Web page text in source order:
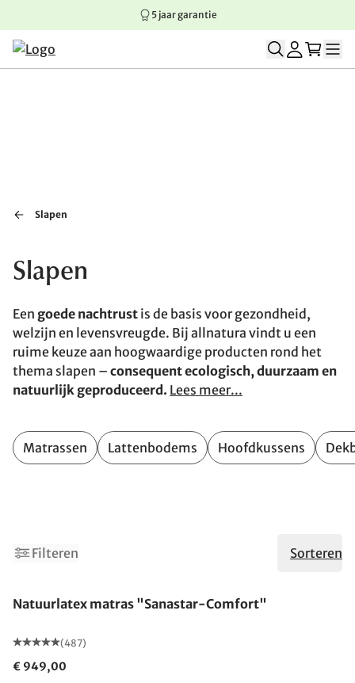
Springen naar hoofdinhoud
Springen naar hoofdnavigatie
Springen naar voettekst
5 jaar garantie
Slapen
Slapen
Een goede nachtrust is de basis voor gezondheid,
welzijn en levensvreugde. Bij allnatura vindt u een
ruime keuze aan hoogwaardige producten rond het
thema slapen – consequent ecologisch, duurzaam en
natuurlijk geproduceerd. Lees meer...
Matrassen Lattenbodems Hoofdkussens
Filteren Sorteren
Natuurlatex matras "Sanastar-Comfort"
(487)
€ 949,00
10 12